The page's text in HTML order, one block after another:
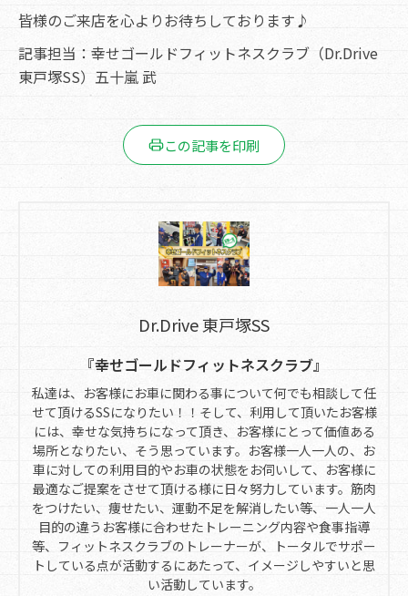
皆様のご来店を心よりお待ちしております♪
記事担当：幸せゴールドフィットネスクラブ（Dr.Drive
東戸塚SS）五十嵐 武
この記事を印刷
Dr.Drive 東戸塚SS
『幸せゴールドフィットネスクラブ』
私達は、お客様にお車に関わる事について何でも相談して任
せて頂けるSSになりたい！！そして、利用して頂いたお客様
には、幸せな気持ちになって頂き、お客様にとって価値ある
場所となりたい、そう思っています。お客様一人一人の、お
車に対しての利用目的やお車の状態をお伺いして、お客様に
最適なご提案をさせて頂ける様に日々努力しています。筋肉
をつけたい、痩せたい、運動不足を解消したい等、一人一人
目的の違うお客様に合わせたトレーニング内容や食事指導
等、フィットネスクラブのトレーナーが、トータルでサポー
トしている点が活動するにあたって、イメージしやすいと思
い活動しています。